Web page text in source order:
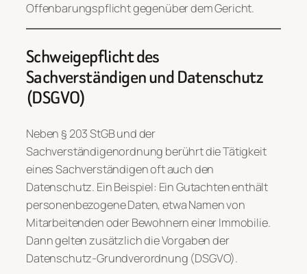
Offenbarungspflicht gegenüber dem Gericht.
Schweigepflicht des
Sachverständigen und Datenschutz
(DSGVO)
Neben § 203 StGB und der
Sachverständigenordnung berührt die Tätigkeit
eines Sachverständigen oft auch den
Datenschutz. Ein Beispiel: Ein Gutachten enthält
personenbezogene Daten, etwa Namen von
Mitarbeitenden oder Bewohnern einer Immobilie.
Dann gelten zusätzlich die Vorgaben der
Datenschutz-Grundverordnung (DSGVO).